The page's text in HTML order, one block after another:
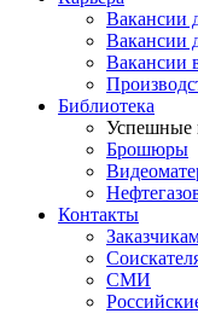
Вакансии
Вакансии
Вакансии
Библиотека
Успешные
Брошюры
Контакты
СМИ